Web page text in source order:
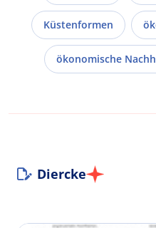
Küstenformen
ökonomische
Diercke